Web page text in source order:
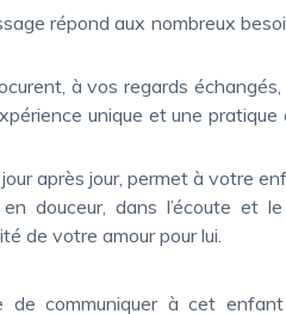
unique et une
douceur, dans l’écoute et
de votre amour pour lui.